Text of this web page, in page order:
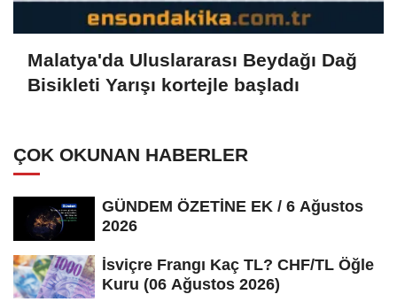
Malatya'da Uluslararası Beydağı Dağ
Bisikleti Yarışı kortejle başladı
ÇOK OKUNAN HABERLER
GÜNDEM ÖZETİNE EK / 6 Ağustos
2026
İsviçre Frangı Kaç TL? CHF/TL Öğle
Kuru (06 Ağustos 2026)